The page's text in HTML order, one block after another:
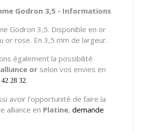
Godron 3,5 - Informations
Godron 3,5. Disponible en or
or rose. En 3,5 mm de largeur.
également la possibilité
or selon vos envies en
28 32.
avoir l’opportunité de faire la
alliance en Platine, demande